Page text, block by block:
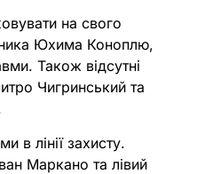
на свого
Юхима Коноплю,
Також відсутні
Чигринський та
в лінії захисту.
Маркано та лівий